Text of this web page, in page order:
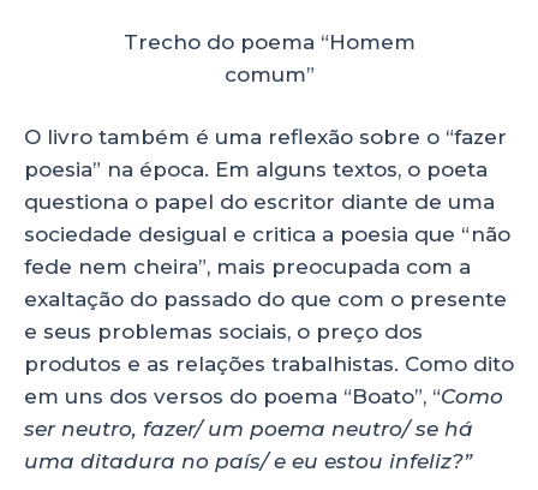
Trecho do poema “Homem
comum”
O livro também é uma reflexão sobre o “fazer
poesia” na época. Em alguns textos, o poeta
questiona o papel do escritor diante de uma
sociedade desigual e critica a poesia que “não
fede nem cheira”, mais preocupada com a
exaltação do passado do que com o presente
e seus problemas sociais, o preço dos
produtos e as relações trabalhistas. Como dito
em uns dos versos do poema “Boato”, “Como
ser neutro, fazer/ um poema neutro/ se há
uma ditadura no país/ e eu estou infeliz?”